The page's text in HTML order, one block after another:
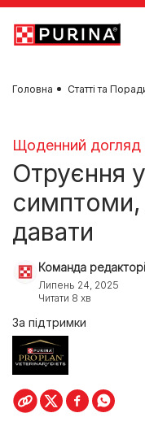
Skip to main content
Головна Статті та
Щоденний догляд
Отруєння
симптоми,
давати
Команда
Липень 24, 2025
Читати 8 хв
За підтримки